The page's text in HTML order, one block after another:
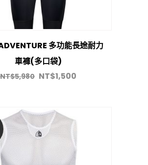
多功能長途耐力
車褲(多口袋)
NT$5,980 NT$1,500